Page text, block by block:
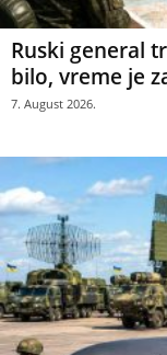
Ruski general
bilo, vreme je
7. August 2026.